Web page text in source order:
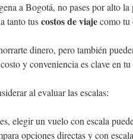
a Bogotá, no pases por alto
tanto tuscostos de viajecomo tu
dinero, pero también
y conveniencia es clave en
al evaluar las escalas:
elegir un vuelo con escala
opciones directas y con